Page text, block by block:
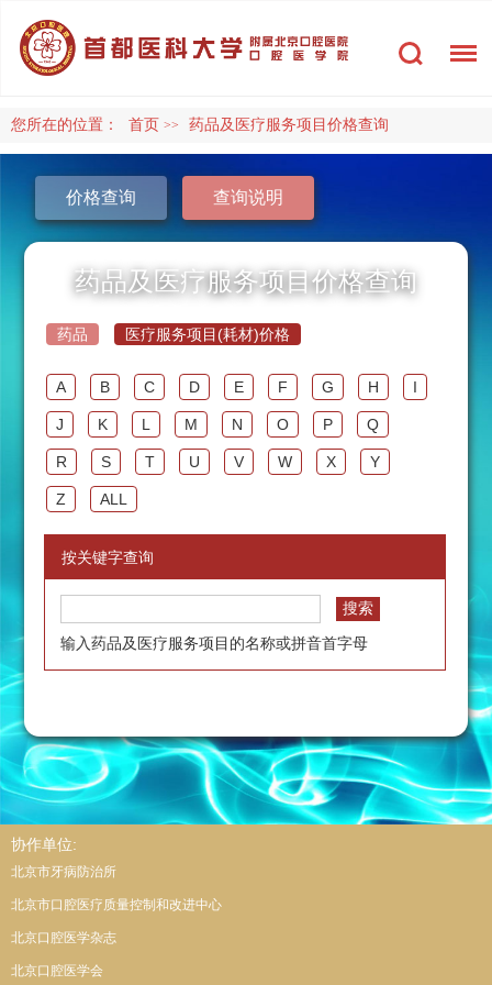
您所在的位置： 首页 >> 药品及医疗服务项目价格查询
价格查询 查询说明
药品及医疗服务项目价格查询
药品 医疗服务项目(耗材)价格
A B C D E F G H I
J K L M N O P Q
R S T U V W X Y
Z ALL
按关键字查询
输入药品及医疗服务项目的名称或拼音首字母
协作单位:
北京市牙病防治所
北京市口腔医疗质量控制和改进中心
北京口腔医学杂志
北京口腔医学会